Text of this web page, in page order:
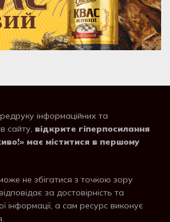
інформаційних та
сайту, відкрите гіперпосилання
має міститися в першому
не збігатися з точкою зору
за достовірність та
інформації, а сам ресурс виконує